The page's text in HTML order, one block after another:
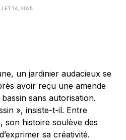
14, 2025
un jardinier audacieux se
avoir reçu une amende
sans autorisation.
», insiste-t-il. Entre
son histoire soulève des
sa créativité.